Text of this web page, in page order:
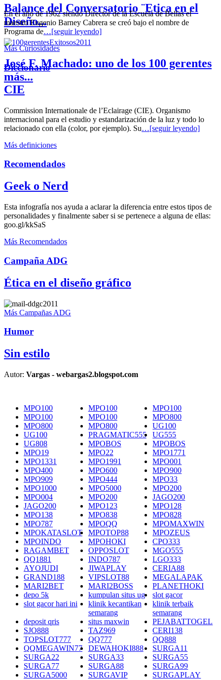
Balance del Conversatorio ¨Etica en el
Diseño...
José F. Machado: uno de los 100 gerentes
más...
En el año de 1962 siendo Director de la Escuela de Bellas el
maestro Eugenio Barney Cabrera se creó bajo el nombre de
Programa de…[seguir leyendo]
Más Curiosidades
Diccionario
CIE
Commission Internationale de l’Eclairage (CIE). Organismo
internacional para el estudio y estandarización de la luz y todo lo
relacionado con ella (color, por ejemplo). Su…[seguir leyendo]
Más definiciones
Recomendados
Geek o Nerd
Esta infografía nos ayuda a aclarar la diferencia entre estos tipos de
personalidades y finalmente saber si se pertenece a alguna de ellas:
goo.gl/kkSaS
Más Recomendados
Campaña ADG
Ética en el diseño gráfico
Más Campañas ADG
Humor
Sin estilo
Autor: Vargas - webargas2.blogspot.com
MPO100 MPO100
MPO100
MPO100
MPO100
MPO800
MPO800
MPO800
UG100
UG100
PRAGMATIC555
UG555
UG808
MPOBOS
MPOBOS
MPO19
MPO22
MPO1771
MPO1331
MPO1991
MPO001
MPO400
MPO600
MPO900
MPO909
MPO444
MPO33
MPO1000
MPO5000
MPO200
MPO004
MPO200
JAGO200
JAGO200
MPO123
MPO128
MPO138
MPO838
MPO828
MPO787
MPOQQ
MPOMAXWIN
MPOKATASLOT
MPOTOP88
MPOZEUS
MPOINDO
MPOHOKI
CPO333
RAGAMBET
OPPOSLOT
MGO555
QQ1881
INDO787
LGO333
AYOJUDI
JIWAPLAY
CERIA88
GRAND188
VIPSLOT88
MEGALAPAK
MARI2BET
MARI2BOSS
PLANETHOKI
depo 5k
kumpulan situs ug
slot gacor
slot gacor hari ini
klinik kecantikan
semarang
klinik terbaik
semarang
deposit qris
situs maxwin
PEJABATTOGEL
SJO888
TAZ969
CERI138
TOPSLOT777
QQ777
QQ888
QQMEGAWIN77
DEWAHOKI888
SURGA11
SURGA22
SURGA33
SURGA55
SURGA77
SURGA88
SURGA99
SURGA5000
SURGAVIP
SURGAPLAY